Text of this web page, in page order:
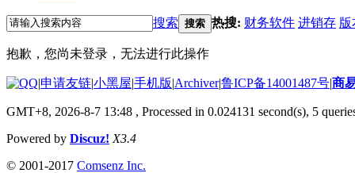
搜索 搜索 热搜: 财务软件 进销存 版
抱歉，您尚未登录，无法进行此操作
|申请友链|小黑屋|手机版|Archiver|鲁ICP备14001487号|商
GMT+8, 2026-8-7 13:48 , Processed in 0.024131 second(s), 5
Powered by Discuz! X3.4
© 2001-2017 Comsenz Inc.